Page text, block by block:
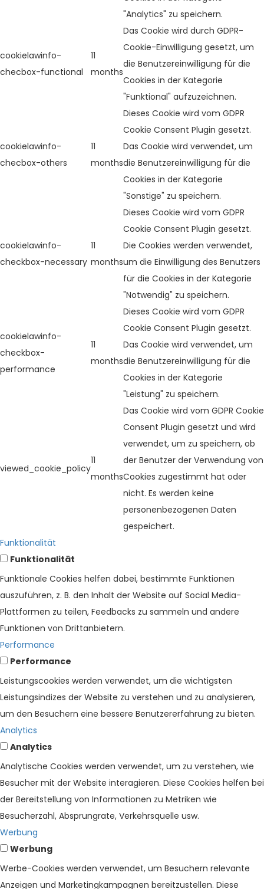
"Analytics" zu speichern.
cookielawinfo-
checbox-functional
11
months
Das Cookie wird durch GDPR-
Cookie-Einwilligung gesetzt, um
die Benutzereinwilligung für die
Cookies in der Kategorie
"Funktional" aufzuzeichnen.
cookielawinfo-
checbox-others
11
months
Dieses Cookie wird vom GDPR
Cookie Consent Plugin gesetzt.
Das Cookie wird verwendet, um
die Benutzereinwilligung für die
Cookies in der Kategorie
"Sonstige" zu speichern.
cookielawinfo-
checkbox-necessary
11
months
Dieses Cookie wird vom GDPR
Cookie Consent Plugin gesetzt.
Die Cookies werden verwendet,
um die Einwilligung des Benutzers
für die Cookies in der Kategorie
"Notwendig" zu speichern.
cookielawinfo-
checkbox-
performance
11
months
Dieses Cookie wird vom GDPR
Cookie Consent Plugin gesetzt.
Das Cookie wird verwendet, um
die Benutzereinwilligung für die
Cookies in der Kategorie
"Leistung" zu speichern.
viewed_cookie_policy
11
months
Das Cookie wird vom GDPR Cookie
Consent Plugin gesetzt und wird
verwendet, um zu speichern, ob
der Benutzer der Verwendung von
Cookies zugestimmt hat oder
nicht. Es werden keine
personenbezogenen Daten
gespeichert.
Funktionalität
Funktionalität
Funktionale Cookies helfen dabei, bestimmte Funktionen
auszuführen, z. B. den Inhalt der Website auf Social Media-
Plattformen zu teilen, Feedbacks zu sammeln und andere
Funktionen von Drittanbietern.
Performance
Performance
Leistungscookies werden verwendet, um die wichtigsten
Leistungsindizes der Website zu verstehen und zu analysieren,
um den Besuchern eine bessere Benutzererfahrung zu bieten.
Analytics
Analytics
Analytische Cookies werden verwendet, um zu verstehen, wie
Besucher mit der Website interagieren. Diese Cookies helfen bei
der Bereitstellung von Informationen zu Metriken wie
Besucherzahl, Absprungrate, Verkehrsquelle usw.
Werbung
Werbung
Werbe-Cookies werden verwendet, um Besuchern relevante
Anzeigen und Marketingkampagnen bereitzustellen. Diese